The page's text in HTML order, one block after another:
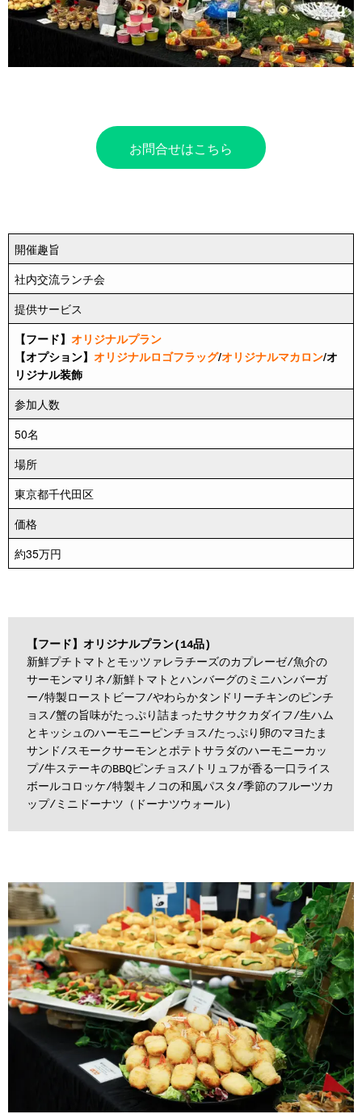
お問合せはこちら
開催趣旨
社内交流ランチ会
提供サービス
【フード】 オリジナルプラン
【オプション】 オリジナルロゴフラッグ/オリジナルマカロン/オ
リジナル装飾
参加人数
50名
場所
東京都千代田区
価格
約35万円
【フード】オリジナルプラン(14品)
新鮮プチトマトとモッツァレラチーズのカプレーゼ/魚介の
サーモンマリネ/新鮮トマトとハンバーグのミニハンバーガ
ー/特製ローストビーフ/やわらかタンドリーチキンのピンチ
ョス/蟹の旨味がたっぷり詰まったサクサクカダイフ/生ハム
とキッシュのハーモニーピンチョス/たっぷり卵のマヨたま
サンド/スモークサーモンとポテトサラダのハーモニーカッ
プ/牛ステーキのBBQピンチョス/トリュフが香る一口ライス
ボールコロッケ/特製キノコの和風パスタ/季節のフルーツカ
ップ/ミニドーナツ（ドーナツウォール）